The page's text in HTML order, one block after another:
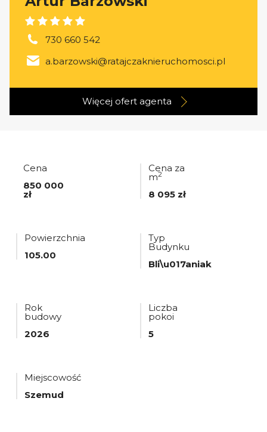
730 660 542
a.barzowski@ratajczaknieruchomosci.pl
Więcej ofert agenta
Cena
850 000
zł
Cena za
m2
8 095 zł
Powierzchnia
105.00
Typ
Budynku
Bli\u017aniak
Rok
budowy
2026
Liczba
pokoi
5
Miejscowość
Szemud